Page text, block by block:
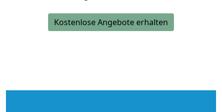
Kostenlose Angebote erhalten